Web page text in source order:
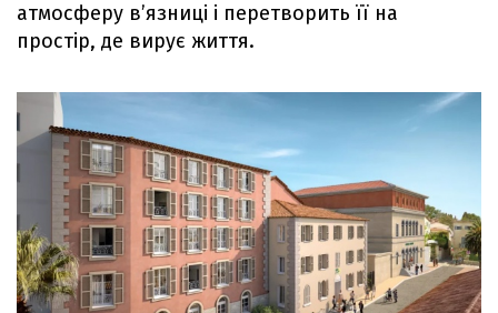
атмосферу в’язниці і перетворить її на
простір, де вирує життя.